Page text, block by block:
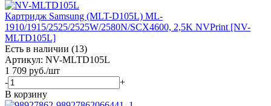
Картридж Samsung (MLT-D105L) ML-
1910/1915/2525/2525W/2580N/SCX4600, 2,5K NVPrint [NV-
MLTD105L]
Есть в наличии (13)
Артикул: NV-MLTD105L
1 709 руб./шт
-
+
В корзину